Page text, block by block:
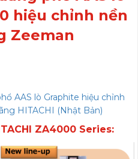
hiệu chỉnh nền
Zeeman
AAS lò Graphite hiệu chỉnh
HITACHI (Nhật Bản)
ZA4000 Series: